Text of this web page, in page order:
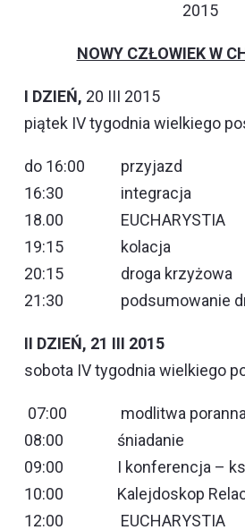
2015
NOWY CZŁOWIEK W
I DZIEŃ, 20 III 2015
piątek IV tygodnia wielkiego
do 16:00 przyjazd
16:30 integracja
18.00 EUCHARYSTIA
19:15 kolacja
20:15 droga krzyżowa
21:30 podsumowanie
II DZIEŃ, 21 III 2015
sobota IV tygodnia wielkiego
07:00 modlitwa poranna
08:00 śniadanie
09:00 I konferencja – ks.
10:00 Kalejdoskop
12:00 EUCHARYSTIA